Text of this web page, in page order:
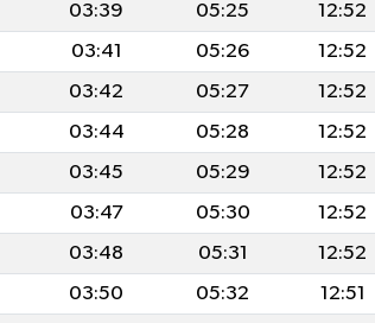
03:39 05:25 12:52
03:41 05:26 12:52
03:42 05:27 12:52
03:44 05:28 12:52
03:45 05:29 12:52
03:47 05:30 12:52
03:48 05:31 12:52
03:50 05:32 12:51